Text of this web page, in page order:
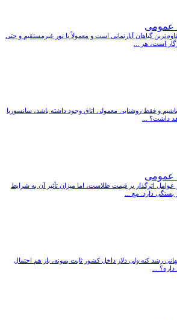
عمومی
گیاهان آپارتمانی است و معمولاً با نور غیرمستقیم و حتی
است، هر ...
و فقط روشنایی معمولی اتاق وجود داشته باشد، سانسوریا
داشت؟ ...
عمومی
عوامل اثرگذار بر قیمت طلاست، اما میزان تأثیر آن به شرایط
بستگی دارد. مع ...
رشد کنه ولی دلار داخل کشور ثابت بمونه، باز هم احتمال
...